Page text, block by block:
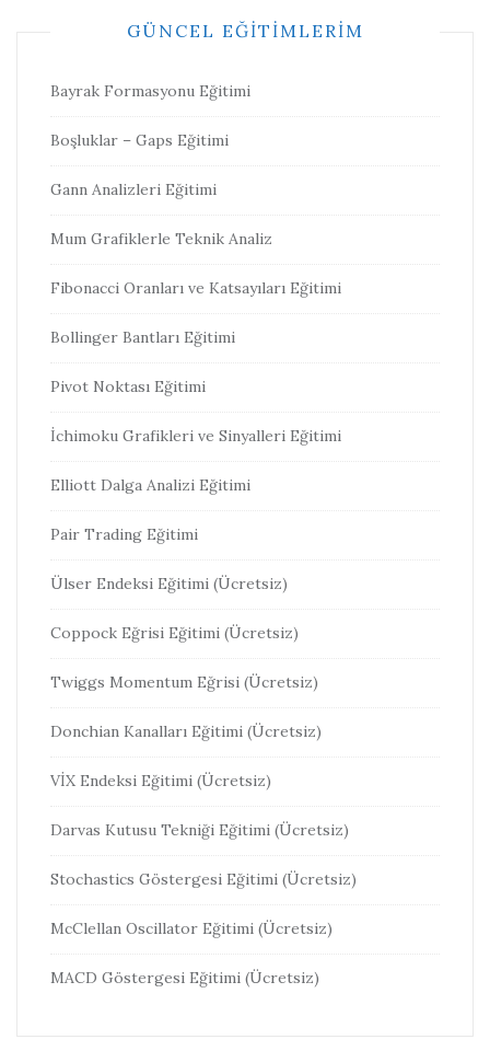
GÜNCEL EĞITIMLERIM
Bayrak Formasyonu Eğitimi
Boşluklar – Gaps Eğitimi
Gann Analizleri Eğitimi
Mum Grafiklerle Teknik Analiz
Fibonacci Oranları ve Katsayıları Eğitimi
Bollinger Bantları Eğitimi
Pivot Noktası Eğitimi
İchimoku Grafikleri ve Sinyalleri Eğitimi
Elliott Dalga Analizi Eğitimi
Pair Trading Eğitimi
Ülser Endeksi Eğitimi (Ücretsiz)
Coppock Eğrisi Eğitimi (Ücretsiz)
Twiggs Momentum Eğrisi (Ücretsiz)
Donchian Kanalları Eğitimi (Ücretsiz)
VİX Endeksi Eğitimi (Ücretsiz)
Darvas Kutusu Tekniği Eğitimi (Ücretsiz)
Stochastics Göstergesi Eğitimi (Ücretsiz)
McClellan Oscillator Eğitimi (Ücretsiz)
MACD Göstergesi Eğitimi (Ücretsiz)